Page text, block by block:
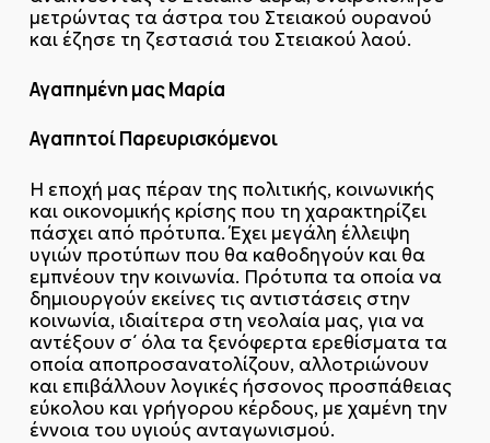
μετρώντας τα άστρα του Στειακού ουρανού
και έζησε τη ζεστασιά του Στειακού λαού.
Αγαπημένη μας Μαρία
Αγαπητοί Παρευρισκόμενοι
Η εποχή μας πέραν της πολιτικής, κοινωνικής
και οικονομικής κρίσης που τη χαρακτηρίζει
πάσχει από πρότυπα. Έχει μεγάλη έλλειψη
υγιών προτύπων που θα καθοδηγούν και θα
εμπνέουν την κοινωνία. Πρότυπα τα οποία να
δημιουργούν εκείνες τις αντιστάσεις στην
κοινωνία, ιδιαίτερα στη νεολαία μας, για να
αντέξουν σ΄ όλα τα ξενόφερτα ερεθίσματα τα
οποία αποπροσανατολίζουν, αλλοτριώνουν
και επιβάλλουν λογικές ήσσονος προσπάθειας
εύκολου και γρήγορου κέρδους, με χαμένη την
έννοια του υγιούς ανταγωνισμού.